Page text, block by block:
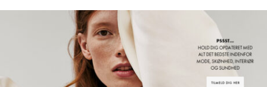
kærlighed og mord. Selveste Kim Cattral (aka. Samantha
Jones fra Sex and the City) medvirker i denne serie, så den
skal da have et forsøg, synes vi! 1. sæson af serien kan ses
på HBO, og det siges, at en 2. sæson er på vej!